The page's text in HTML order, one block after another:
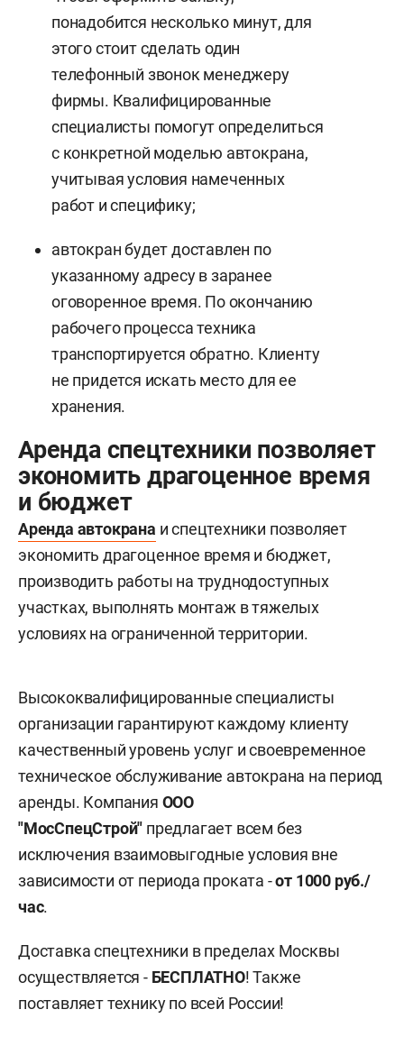
понадобится несколько минут, для
этого стоит сделать один
телефонный звонок менеджеру
фирмы. Квалифицированные
специалисты помогут определиться
с конкретной моделью автокрана,
учитывая условия намеченных
работ и специфику;
автокран будет доставлен по
указанному адресу в заранее
оговоренное время. По окончанию
рабочего процесса техника
транспортируется обратно. Клиенту
не придется искать место для ее
хранения.
Аренда спецтехники позволяет
экономить драгоценное время
и бюджет
Аренда автокрана и спецтехники позволяет
экономить драгоценное время и бюджет,
производить работы на труднодоступных
участках, выполнять монтаж в тяжелых
условиях на ограниченной территории.
Высококвалифицированные специалисты
организации гарантируют каждому клиенту
качественный уровень услуг и своевременное
техническое обслуживание автокрана на период
аренды. Компания ООО
"МосСпецСтрой" предлагает всем без
исключения взаимовыгодные условия вне
зависимости от периода проката -от 1000 руб./
час.
Доставка спецтехники в пределах Москвы
осуществляется - БЕСПЛАТНО! Также
поставляет технику по всей России!